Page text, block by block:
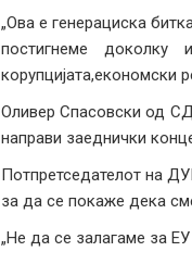
„Ова е генерациска
постигнеме доколку
корупцијата,економски
Оливер Спасовски од
направи заеднички
Потпретседателот на
за да се покаже дека
„Не да се залагаме за